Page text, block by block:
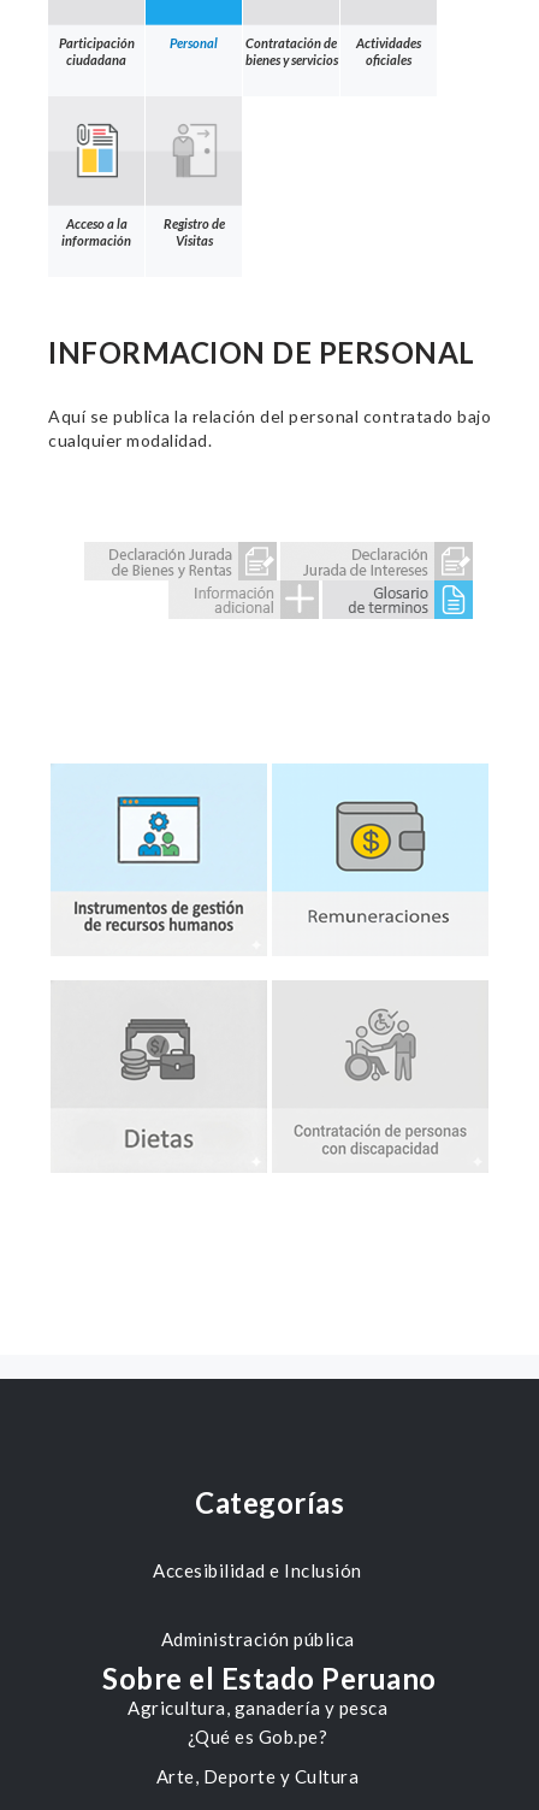
Participación
ciudadana
Personal
Contratación de
bienes y servicios
Actividades
oficiales
Acceso a la
información
Registro de
Visitas
INFORMACION DE PERSONAL
Aquí se publica la relación del personal contratado bajo
cualquier modalidad.
Categorías
Accesibilidad e Inclusión
Administración pública
Agricultura, ganadería y pesca
Arte, Deporte y Cultura
Sobre el Estado Peruano
¿Qué es Gob.pe?